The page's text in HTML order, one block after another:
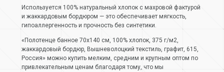
Используется 100% натуральный хлопок с махровой фактурой
и жаккардовым бордюром — это обеспечивает мягкость,
гипоаллергенность и прочность без синтетики.
«Полотенце банное 70х140 см, 100% хлопок, 375 г/м2,
жаккардовый бордюр, Вышневолоцкий текстиль, графит, 615,
Россия» можно купить мелким, средним и крупным оптом по
привлекательным ценам благодаря тому, что мы